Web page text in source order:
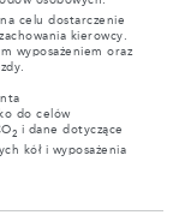
celu dostarczenie
kierowcy.
wyposażeniem oraz
do celów
2 i dane dotyczące
kół i wyposażenia